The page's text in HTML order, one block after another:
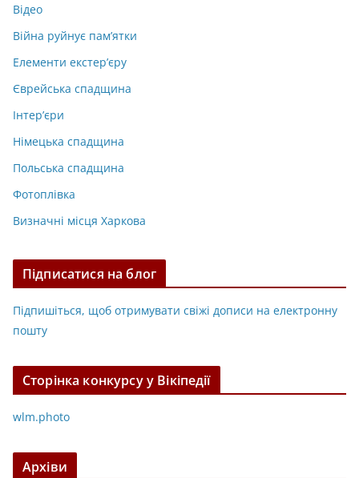
Відео
Війна руйнує пам’ятки
Елементи екстер’єру
Єврейська спадщина
Інтер’єри
Німецька спадщина
Польська спадщина
Фотоплівка
Визначні місця Харкова
Підписатися на блог
Підпишіться, щоб отримувати свіжі дописи на електронну
пошту
Сторінка конкурсу у Вікіпедії
wlm.photo
Архіви